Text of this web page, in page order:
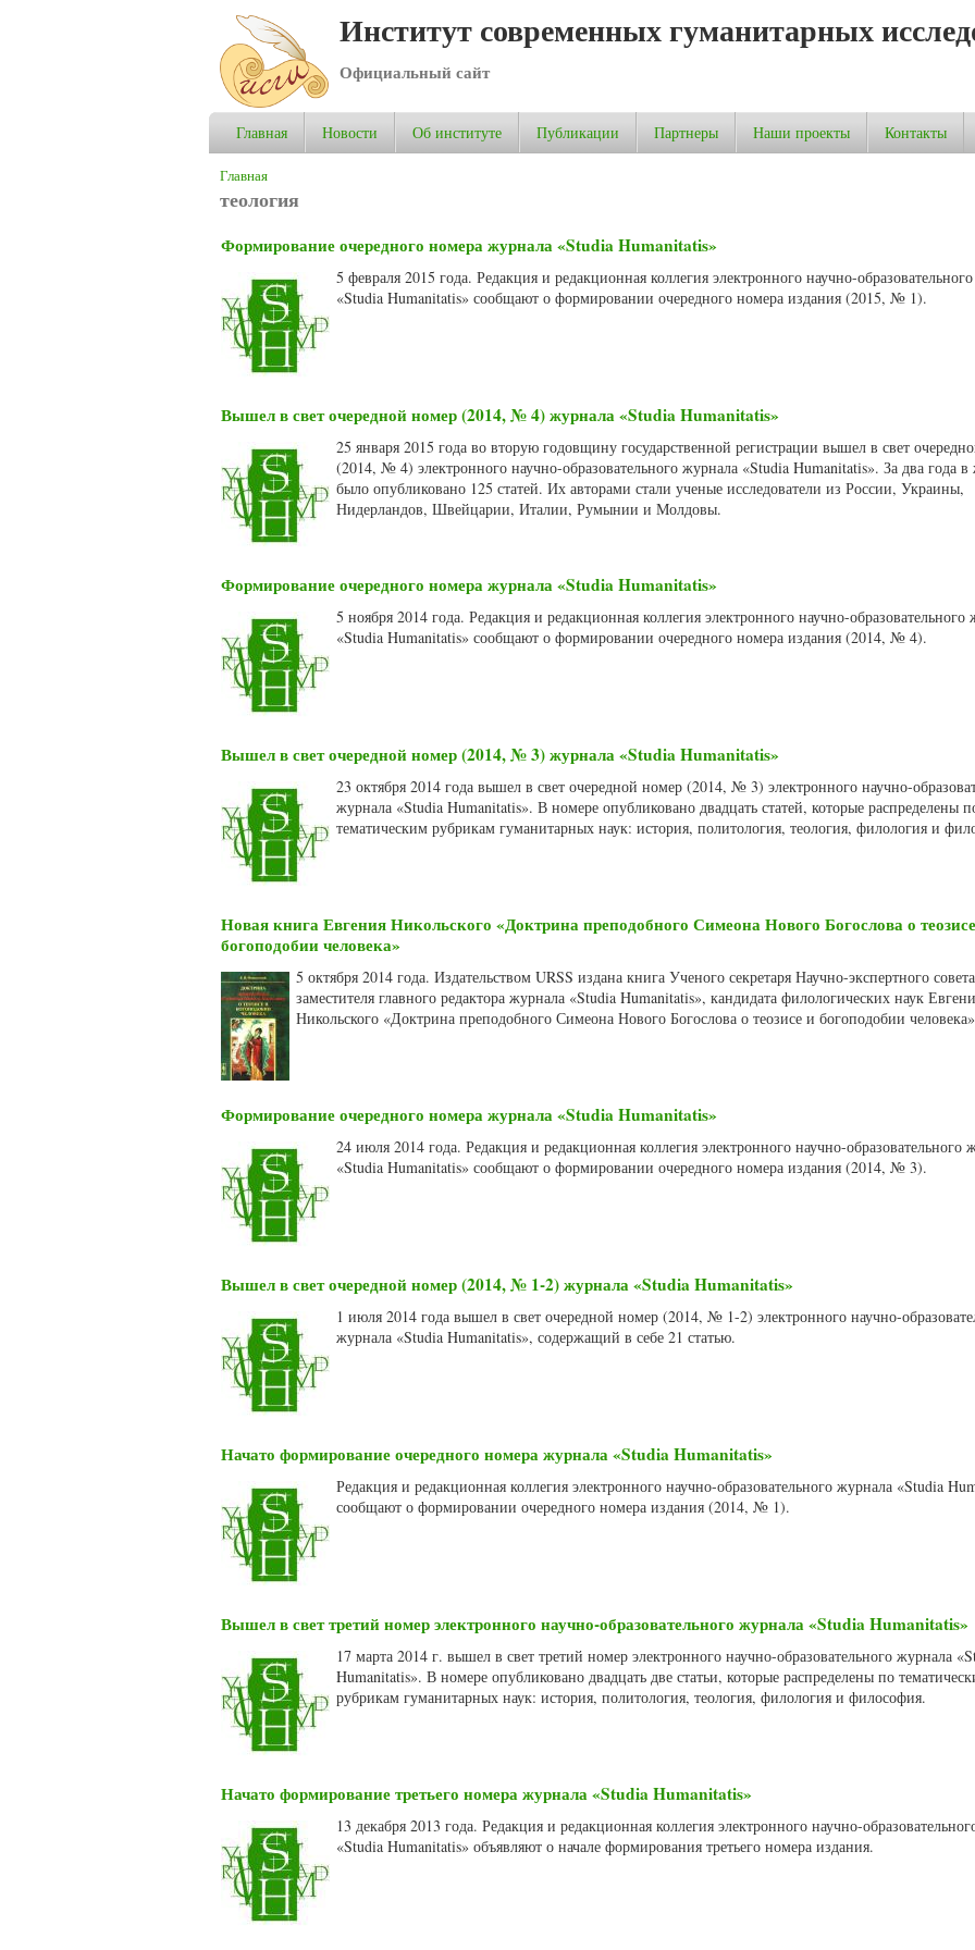
Институт современных гуманитарных
Официальный сайт
Главная Новости Об институте Публикации Партнеры Наши проекты Контакты
Вы здесь
Главная
теология
Формирование очередного номера журнала «Studia Humanitatis»
5 февраля 2015 года. Редакция и редакционная коллегия электронного научно-
«Studia Humanitatis» сообщают о формировании очередного номера издания (2015, № 1).
Вышел в свет очередной номер (2014, № 4) журнала «Studia Humanitatis»
25 января 2015 года во вторую годовщину государственной регистрации вышел в свет
(2014, № 4) электронного научно-образовательного журнала «Studia Humanitatis». За два года в
было опубликовано 125 статей. Их авторами стали ученые исследователи из России, Украины,
Нидерландов, Швейцарии, Италии, Румынии и Молдовы.
Формирование очередного номера журнала «Studia Humanitatis»
5 ноября 2014 года. Редакция и редакционная коллегия электронного научно-образовательного
«Studia Humanitatis» сообщают о формировании очередного номера издания (2014, № 4).
Вышел в свет очередной номер (2014, № 3) журнала «Studia Humanitatis»
23 октября 2014 года вышел в свет очередной номер (2014, № 3) электронного научно-
журнала «Studia Humanitatis». В номере опубликовано двадцать статей, которые распределены
тематическим рубрикам гуманитарных наук: история, политология, теология, филология и
Новая книга Евгения Никольского «Доктрина преподобного Симеона Нового Богослова о
богоподобии человека»
5 октября 2014 года. Издательством URSS издана книга Ученого секретаря Научно-экспертного
заместителя главного редактора журнала «Studia Humanitatis», кандидата филологических наук
Никольского «Доктрина преподобного Симеона Нового Богослова о теозисе и богоподобии
Формирование очередного номера журнала «Studia Humanitatis»
24 июля 2014 года. Редакция и редакционная коллегия электронного научно-образовательного
«Studia Humanitatis» сообщают о формировании очередного номера издания (2014, № 3).
Вышел в свет очередной номер (2014, № 1-2) журнала «Studia Humanitatis»
1 июля 2014 года вышел в свет очередной номер (2014, № 1-2) электронного научно-
журнала «Studia Humanitatis», содержащий в себе 21 статью.
Начато формирование очередного номера журнала «Studia Humanitatis»
Редакция и редакционная коллегия электронного научно-образовательного журнала «Studia
сообщают о формировании очередного номера издания (2014, № 1).
Вышел в свет третий номер электронного научно-образовательного журнала «Studia Humanitatis»
17 марта 2014 г. вышел в свет третий номер электронного научно-образовательного журнала
Humanitatis». В номере опубликовано двадцать две статьи, которые распределены по
рубрикам гуманитарных наук: история, политология, теология, филология и философия.
Начато формирование третьего номера журнала «Studia Humanitatis»
13 декабря 2013 года. Редакция и редакционная коллегия электронного научно-
«Studia Humanitatis» объявляют о начале формирования третьего номера издания.